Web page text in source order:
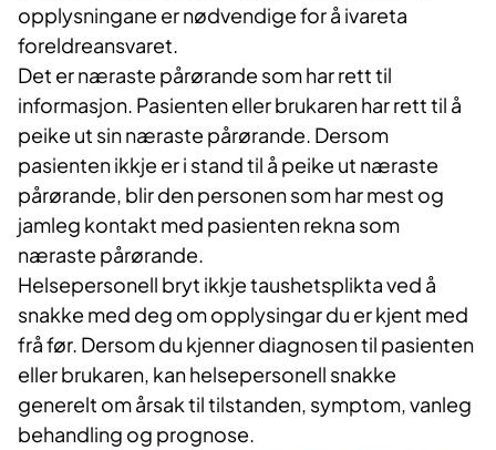
opplysningane er nødvendige for å ivareta
foreldreansvaret.
Det er næraste pårørande som har rett til
informasjon. Pasienten eller brukaren har rett til å
peike ut sin næraste pårørande. Dersom
pasienten ikkje er i stand til å peike ut næraste
pårørande, blir den personen som har mest og
jamleg kontakt med pasienten rekna som
næraste pårørande.
Helsepersonell bryt ikkje taushetsplikta ved å
snakke med deg om opplysingar du er kjent med
frå før. Dersom du kjenner diagnosen til pasienten
eller brukaren, kan helsepersonell snakke
generelt om årsak til tilstanden, symptom, vanleg
behandling og prognose.